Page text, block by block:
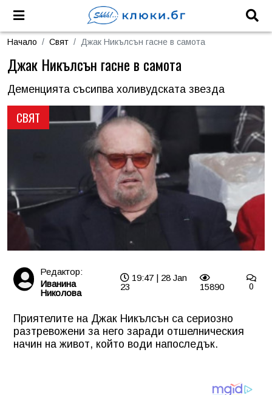
Начало Свят Джак Никълсън гасне в самота
СВЯТ
Джак Никълсън гасне в самота
Деменцията съсипва холивудската звезда
Редактор:
Иванина
Николова
19:47 | 28 Jan
23
15890 0
Приятелите на Джак Никълсън са сериозно
разтревожени за него заради отшелническия
начин на живот, който води напоследък.